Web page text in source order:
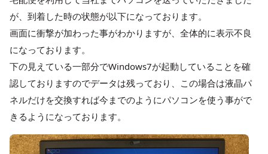
が、到着した時の状態が以下になっております。
画面に衝撃が加わった事がわかりますが、全体的に表示不良
になっております。
下の見えている一部分でWindows7が起動していることを確
認しておりますのでデータは残っており、この場合は液晶パ
ネルだけを交換すれば今までのようにパソコンを使う事がで
きるようになっております。